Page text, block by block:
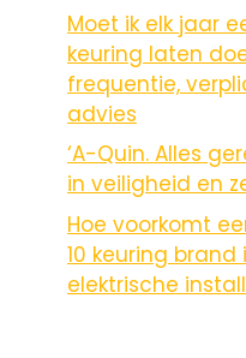
Moet ik elk jaar
keuring laten
frequentie,
advies
‘A-Quin. Alles
in veiligheid en
Hoe voorkomt
10 keuring brand
elektrische